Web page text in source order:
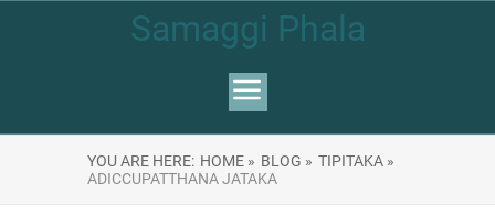
Samaggi Phala
YOU ARE HERE: HOME » BLOG » TIPITAKA »
ADICCUPATTHANA JATAKA